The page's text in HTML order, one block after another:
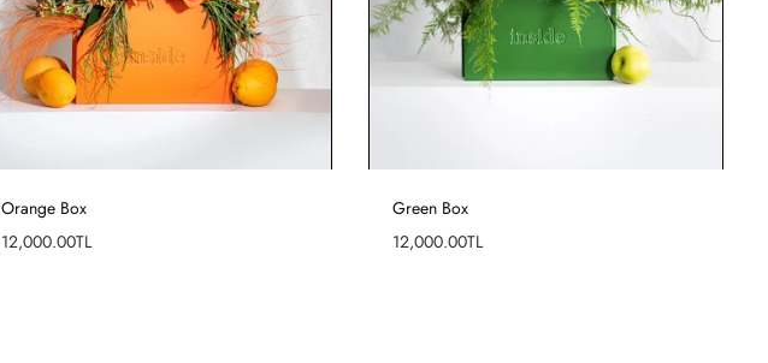
Orange Box
Fiyat
12,000.00TL
Green Box
Fiyat
12,000.00TL